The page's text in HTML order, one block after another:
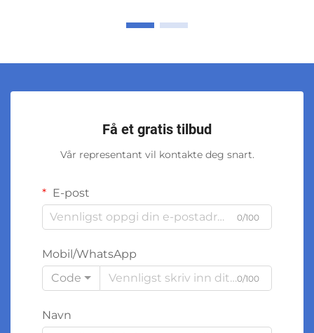
Få et gratis tilbud
Vår representant vil kontakte deg snart.
E-post
0/100
Mobil/WhatsApp
Code
0/100
Navn